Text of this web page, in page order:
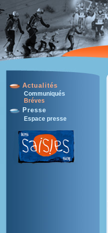
Actualités
Communiqués
Bréves
Presse
Espace presse